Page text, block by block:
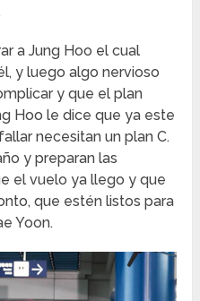
a Jung Hoo el cual
y luego algo nervioso
y que el plan
Hoo le dice que ya este
necesitan un plan C.
y preparan las
el vuelo ya llego y que
que estén listos para
Yoon.